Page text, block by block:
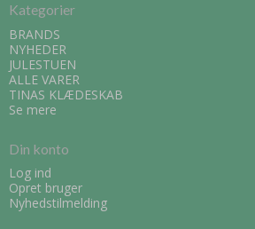
Kategorier
BRANDS
NYHEDER
JULESTUEN
ALLE VARER
TINAS KLÆDESKAB
Se mere
Din konto
Log ind
Opret bruger
Nyhedstilmelding